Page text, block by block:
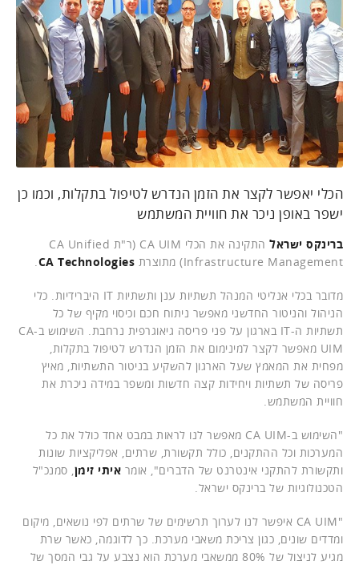
הכלי יאפשר לקצר את הזמן הנדרש לטיפול בתקלות, וכמו כן
ישפר באופן ניכר את חוויית המשתמש
ברינקס ישראל
התקינה את הכלי CA UIM (ר"ת CA Unified
Infrastructure Management) מתוצרת
CA Technologies
מדובר בכלי אנליטי המנהל תשתיות ענן ותשתיות IT היברידיות. כלי
הניהול והניטור החדשני מאפשר ניתוח חכם וכיסוי מקיף של כל
תשתיות ה-IT בארגון על פני פריסה גיאוגרפית נרחבת. השימוש ב-CA
UIM מאפשר לקצר למינימום את הזמן הנדרש לטיפול בתקלות,
מפחית את המאמץ שעל הארגון להשקיע בניטור התשתיות, מאיץ
פריסה של תשתיות ויחידות קצה חדשות ומשפר במידה ניכרת את
חוויית המשתמש.
"השימוש ב-CA UIM מאפשר לנו לראות במבט אחד כולל את כל
המערכות וכל ההתקנים, כולל תקשורת, שרתים, אפליקציות שונות
ותקשורת להתקני אינטרנט של הדברים", אומר איתי זימן , סמנכ"ל
הטכנולוגיות של ברינקס ישראל.
"CA UIM איפשר לנו לערוך תרשימים של שרתים לפי נושאים, מיקום
ומדדים שונים, כגון צריכת משאבי מערכת. כך לדוגמה, כאשר שרת
מגיע לניצול של 80% ממשאבי מערכת הוא נצבע על גבי המסך של